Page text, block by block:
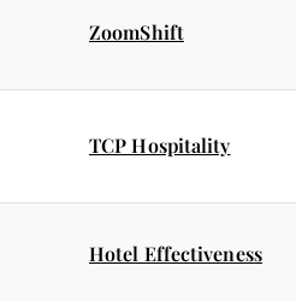
ZoomShift
TCP Hospitality
Hotel Effectiveness